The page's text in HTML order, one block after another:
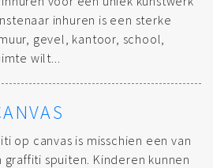
inhuren is een sterke
gevel, kantoor, school,
wilt...
op canvas is misschien een van
spuiten. Kinderen kunnen